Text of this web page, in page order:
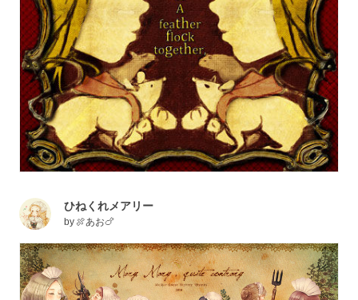
ひねくれメアリー
by 🍖あお🍗